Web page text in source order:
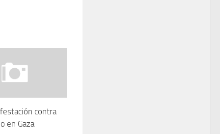
contra
en Gaza